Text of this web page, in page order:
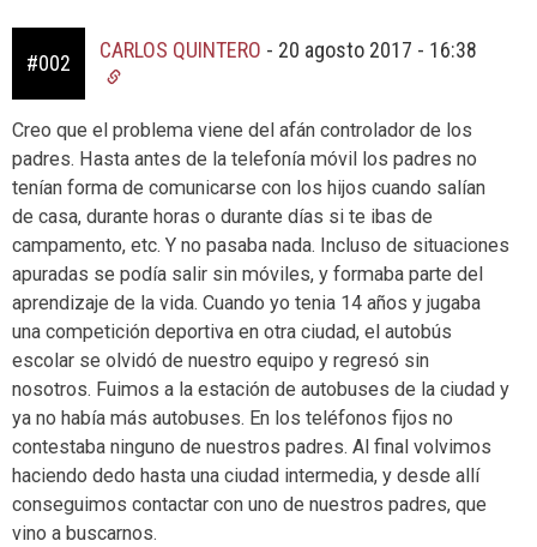
#002
CARLOS QUINTERO - 20 agosto 2017 - 16:38
Creo que el problema viene del afán controlador de los
padres. Hasta antes de la telefonía móvil los padres no
tenían forma de comunicarse con los hijos cuando salían
de casa, durante horas o durante días si te ibas de
campamento, etc. Y no pasaba nada. Incluso de situaciones
apuradas se podía salir sin móviles, y formaba parte del
aprendizaje de la vida. Cuando yo tenia 14 años y jugaba
una competición deportiva en otra ciudad, el autobús
escolar se olvidó de nuestro equipo y regresó sin
nosotros. Fuimos a la estación de autobuses de la ciudad y
ya no había más autobuses. En los teléfonos fijos no
contestaba ninguno de nuestros padres. Al final volvimos
haciendo dedo hasta una ciudad intermedia, y desde allí
conseguimos contactar con uno de nuestros padres, que
vino a buscarnos.